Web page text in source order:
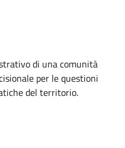
di una comunità
per le questioni
del territorio.